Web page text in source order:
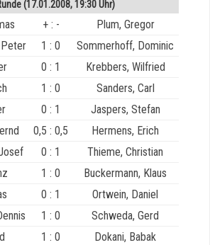
(17.01.2008, 19:30 Uhr)
+ : -
Plum, Gregor
Peter
1 : 0
Sommerhoff, Dominic
0 : 1
Krebbers, Wilfried
1 : 0
Sanders, Carl
0 : 1
Jaspers, Stefan
0,5 : 0,5
Hermens, Erich
0 : 1
Thieme, Christian
1 : 0
Buckermann, Klaus
0 : 1
Ortwein, Daniel
1 : 0
Schweda, Gerd
1 : 0
Dokani, Babak